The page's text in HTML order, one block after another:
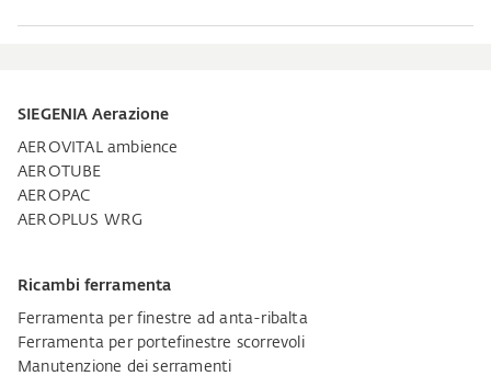
SIEGENIA Aerazione
AEROVITAL ambience
AEROTUBE
AEROPAC
AEROPLUS WRG
Ricambi ferramenta
Ferramenta per finestre ad anta-ribalta
Ferramenta per portefinestre scorrevoli
Manutenzione dei serramenti